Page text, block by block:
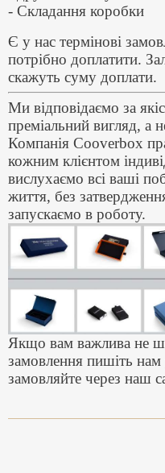
- Складання коробки
Є у нас термінові
потрібно доплатити.
скажуть суму доплати.
Ми відповідаємо за
преміальний вигляд, а
Компанія Cooverbox
кожним клієнтом
вислухаємо всі ваші
життя, без
запускаємо в роботу.
Якщо вам важлива не
замовлення пишіть нам
замовляйте через наш